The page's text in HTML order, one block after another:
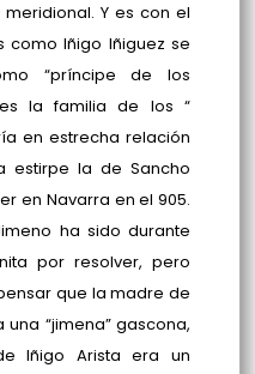
Y es con el
Iñigo Iñiguez se
“príncipe de los
la familia de los “
en estrecha relación
estirpe la de Sancho
en Navarra en el 905.
ha sido durante
por resolver, pero
que la madre de
una “jimena” gascona,
Iñigo Arista era un